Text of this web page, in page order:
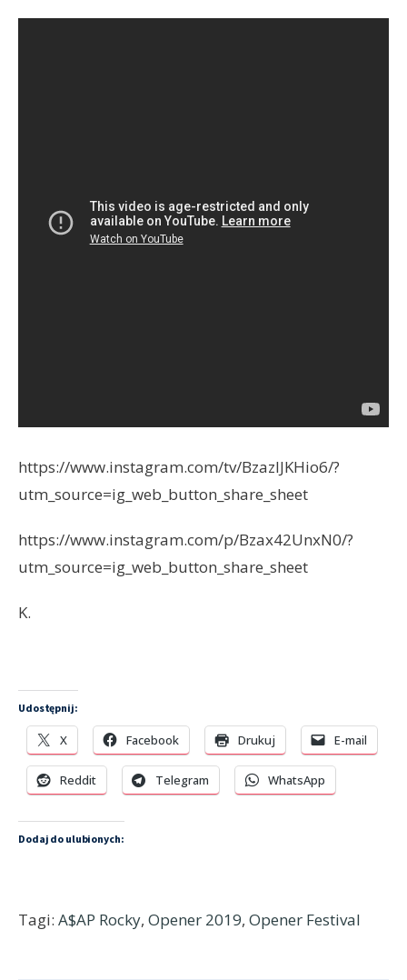
https://www.instagram.com/tv/BzazIJKHio6/?
utm_source=ig_web_button_share_sheet
https://www.instagram.com/p/Bzax42UnxN0/?
utm_source=ig_web_button_share_sheet
K.
Udostępnij:
X Facebook Drukuj E-mail
Reddit Telegram WhatsApp
Dodaj do ulubionych:
Tagi: A$AP Rocky, Opener 2019, Opener Festival